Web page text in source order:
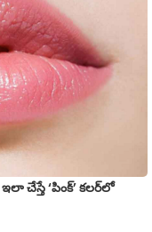
చేస్తే ‘పింక్’ కలర్‌లో